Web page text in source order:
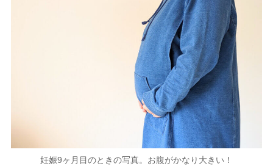
妊娠9ヶ月目のときの写真。お腹がかなり大きい！